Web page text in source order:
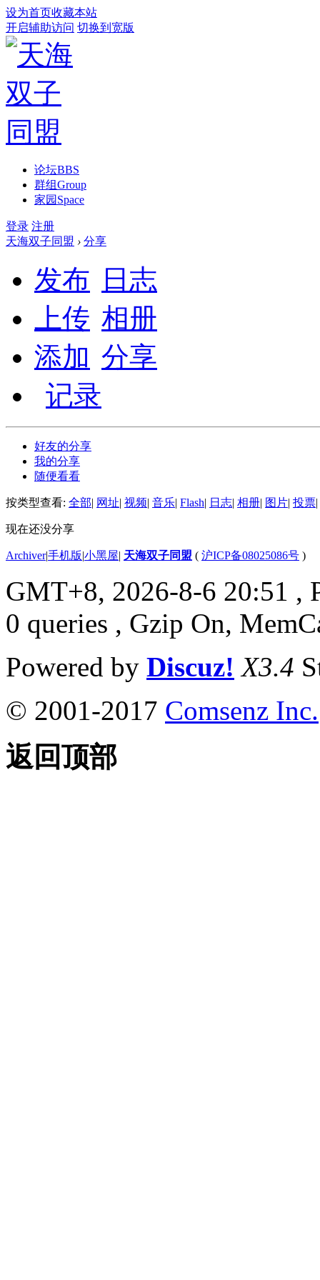
设为首页收藏本站
开启辅助访问 切换到宽版
论坛BBS
群组Group
家园 Space
登录 注册
天海双子同盟 › 分享
发布
日志
上传 相册
添加 分享
记录
好友的分享
我的分享
随便看看
按类型查看: 全部| 网址| 视频| 音乐| Flash| 日志| 相册| 图片| 投票|
现在还没分享
Archiver|手机版|小黑屋| 天海双子同盟 ( 沪ICP备08025086号 )
GMT+8, 2026-8-6 20:51 ,
0 queries , Gzip On,
Powered by Discuz! X3.4
© 2001-2017 Comsenz Inc.
返回顶部